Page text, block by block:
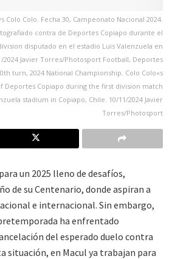
Colo Colo. Fecha 30, Campeonato Nacional 2024.
contra de Deportes Copiapo durante el
disputado en el estadio Luis Valenzuela en
2024 Javier Torres/Photosport Football, Deportes
turn, 2024 National Championship. Colo Colo«s
Deportes Copiapo during the first division match
stadium in Copiapo, Chile. 10/11/2024 Javier
Torres/Photosport
un 2025 lleno de desafíos,
de su Centenario, donde aspiran a
e internacional. Sin embargo,
ha enfrentado
del esperado duelo contra
situación, en Macul ya trabajan para